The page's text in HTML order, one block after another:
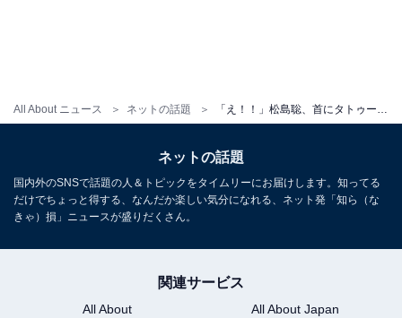
All About ニュース ネットの話題
ネットの話題
国内外のSNSで話題の人＆トピックをタイムリーにお届けします。知ってる
だけでちょっと得する、なんだか楽しい気分になれる、ネット発「知ら（な
きゃ）損」ニュースが盛りだくさん。
関連サービス
All About
All About Japan